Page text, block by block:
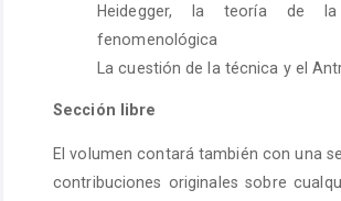
Heidegger, la teoría de
fenomenológica
La cuestión de la técnica y el
Sección libre
El volumen contará también con una
contribuciones originales sobre